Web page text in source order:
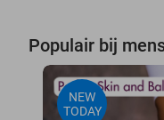
Populair bij
NEW
TODAY